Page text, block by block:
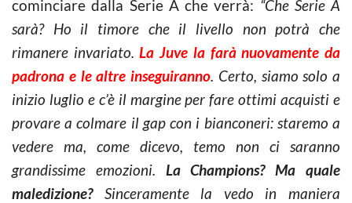
cominciare dalla Serie A che verrà: “Che Serie A
sarà? Ho il timore che il livello non potrà che
rimanere invariato. La Juve la farà nuovamente da
padrona e le altre inseguiranno. Certo, siamo solo a
inizio luglio e c’è il margine per fare ottimi acquisti e
provare a colmare il gap con i bianconeri: staremo a
vedere ma, come dicevo, temo non ci saranno
grandissime emozioni. La Champions? Ma quale
maledizione?Sinceramente la vedo in maniera